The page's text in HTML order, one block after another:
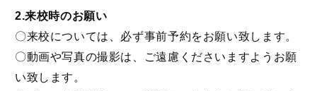
2.来校時のお願い
〇来校については、必ず事前予約をお願い致します。
〇動画や写真の撮影は、ご遠慮くださいますようお願
い致します。